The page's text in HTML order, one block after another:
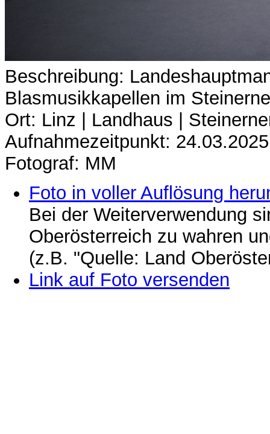
Beschreibung:
Blasmusikkapellen im
Ort: Linz | Landhaus |
Aufnahmezeitpunkt: 24.03.2025
Fotograf: MM
Foto in voller Auflösung
Bei der Weiterverwendung
Oberösterreich zu wahren
(z.B. "Quelle: Land
Link auf Foto versenden